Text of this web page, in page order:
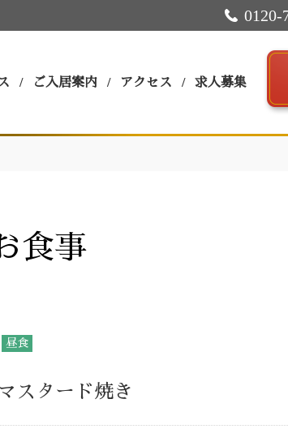
0120-
ご入居案内 アクセス 求人募集
食事
昼食
スタード焼き